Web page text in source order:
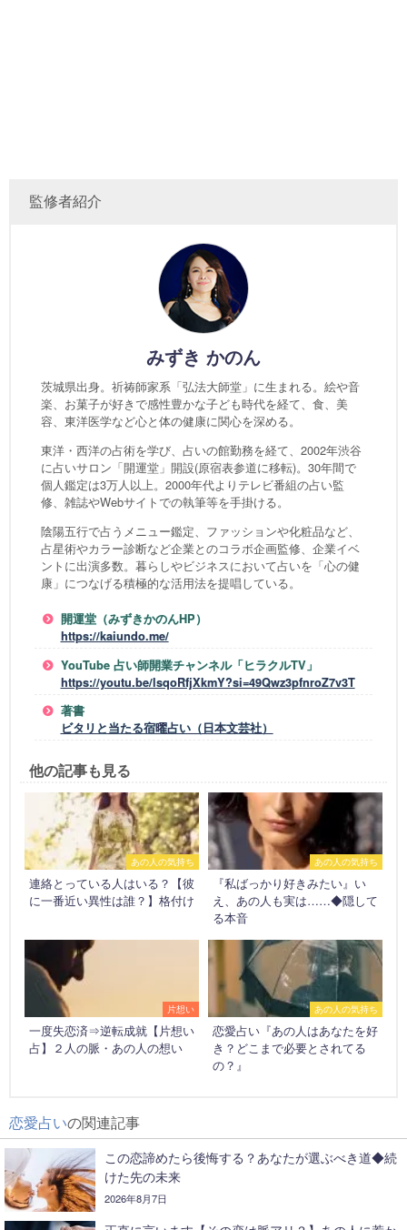
監修者紹介
みずき かのん
茨城県出身。祈祷師家系「弘法大師堂」に生まれる。絵や音
楽、お菓子が好きで感性豊かな子ども時代を経て、食、美
容、東洋医学など心と体の健康に関心を深める。
東洋・西洋の占術を学び、占いの館勤務を経て、2002年渋谷
に占いサロン「開運堂」開設(原宿表参道に移転)。30年間で
個人鑑定は3万人以上。2000年代よりテレビ番組の占い監
修、雑誌やWebサイトでの執筆等を手掛ける。
陰陽五行で占うメニュー鑑定、ファッションや化粧品など、
占星術やカラー診断など企業とのコラボ企画監修、企業イベ
ントに出演多数。暮らしやビジネスにおいて占いを「心の健
康」につなげる積極的な活用法を提唱している。
開運堂（みずきかのんHP）
https://kaiundo.me/
YouTube 占い師開業チャンネル「ヒラクルTV」
https://youtu.be/lsqoRfjXkmY?si=49Qwz3pfnroZ7v3T
著書
ビタリと当たる宿曜占い（日本文芸社）
他の記事も見る
あの人の気持ち
連絡とっている人はいる？【彼
に一番近い異性は誰？】格付け
あの人の気持ち
『私ばっかり好きみたい』い
え、あの人も実は……◆隠して
る本音
片想い
一度失恋済⇒逆転成就【片想い
占】２人の脈・あの人の想い
あの人の気持ち
恋愛占い『あの人はあなたを好
き？どこまで必要とされてる
の？』
恋愛占いの関連記事
この恋諦めたら後悔する？あなたが選ぶべき道◆続
けた先の未来
2026年8月7日